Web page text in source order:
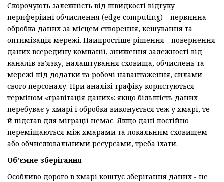
Скорочують залежність від швидкості відгуку
периферійні обчислення (edge computing) – первинна
обробка даних за місцем створення, кешування та
оптимізація мережі. Найпростіше рішення - повернення
даних всередину компанії, зниження залежності від
каналів зв'язку, налаштування сховища, обчислень та
мережі під додатки та робочі навантаження, силами
свого персоналу. При аналізі трафіку користуються
терміном «гравітація даних»: якщо більшість даних
перебуває у хмарі і обробка виконується теж у хмарі, те
й підстав для міграції немає. Якщо дані постійно
переміщаються між хмарами та локальним сховищем
або обчислювальними ресурсами, треба їхати.
Об'ємне зберігання
Особливо дорого в хмарі коштує зберігання даних - не